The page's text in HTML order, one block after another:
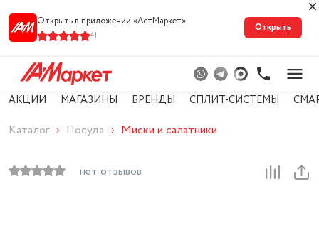
Открыть в приложении «АстМарке‪т‬»
41
Открыть
АКЦИИ МАГАЗИНЫ БРЕНДЫ СПЛИТ-СИСТЕМЫ
Каталог Посуда Миски и салатники
нет отзывов